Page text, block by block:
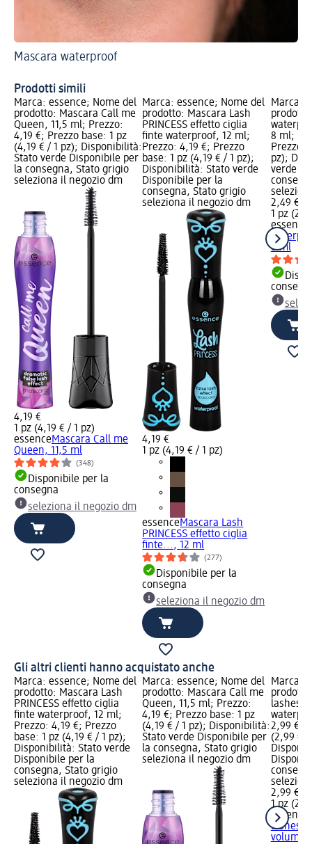
Mascara waterproof
Prodotti simili
Marca: essence; Nome del
prodotto: Mascara Call me
Queen, 11,5 ml; Prezzo:
4,19 €; Prezzo base: 1 pz
(4,19 € / 1 pz); Disponibilità:
Stato verde Disponibile per
la consegna, Stato grigio
seleziona il negozio dm
4,19 €
1 pz (4,19 € / 1 pz)
essenceMascara Call me
Queen, 11,5 ml
(348)
Disponibile per la
consegna
seleziona il negozio dm
Marca: essence; Nome del
prodotto: Mascara Lash
PRINCESS effetto ciglia
finte waterproof, 12 ml;
Prezzo: 4,19 €; Prezzo
base: 1 pz (4,19 € / 1 pz);
Disponibilità: Stato verde
Disponibile per la
consegna, Stato grigio
seleziona il negozio dm
4,19 €
1 pz (4,19 € / 1 pz)
essenceMascara Lash
PRINCESS effetto ciglia
finte..., 12 ml
(277)
Disponibile per la
consegna
seleziona il negozio dm
Marca:
8 ml;
Prezzo
pz);
verde
2,49 €
1 pz
essence
8 ml
Gli altri clienti hanno acquistato anche
Marca: essence; Nome del
prodotto: Mascara Lash
PRINCESS effetto ciglia
finte waterproof, 12 ml;
Prezzo: 4,19 €; Prezzo
base: 1 pz (4,19 € / 1 pz);
Disponibilità: Stato verde
Disponibile per la
consegna, Stato grigio
seleziona il negozio dm
Marca: essence; Nome del
prodotto: Mascara Call me
Queen, 11,5 ml; Prezzo:
4,19 €; Prezzo base: 1 pz
(4,19 € / 1 pz); Disponibilità:
Stato verde Disponibile per
la consegna, Stato grigio
seleziona il negozio dm
Marca:
lashes
2,99 €;
(2,99 € /
2,99 €
1 pz
essence
lashes